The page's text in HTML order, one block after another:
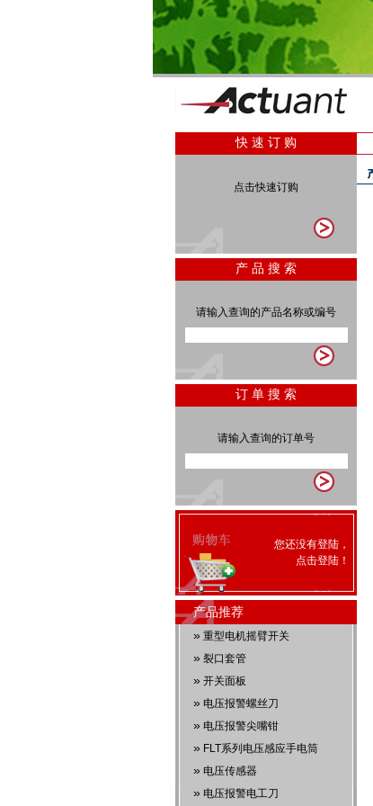
快 速 订 购
点击快速订购
产 品 搜 索
请输入查询的产品名称或编号
订 单 搜 索
请输入查询的订单号
您还没有登陆，
点击登陆 ！
产品推荐
» 重型电机摇臂开关
» 裂口套管
» 开关面板
» 电压报警螺丝刀
» 电压报警尖嘴钳
» FLT系列电压感应手电筒
» 电压传感器
» 电压报警电工刀